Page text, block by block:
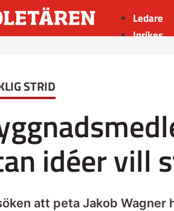
Ledare
Inrikes
STRID
idéer vill
att peta Jakob Wagner